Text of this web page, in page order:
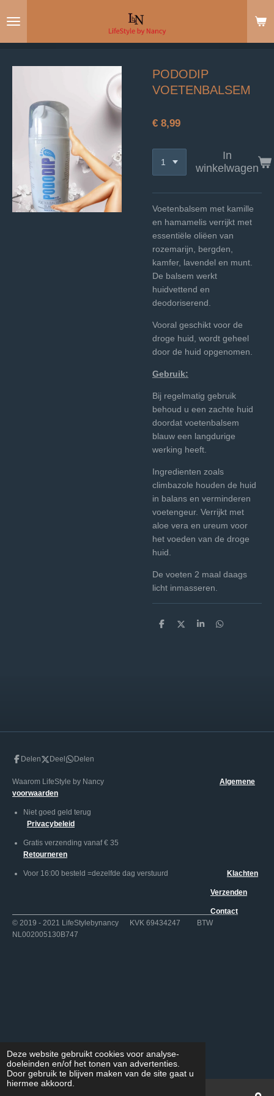
Deze website gebruikt cookies voor analyse-
doeleinden en/of het tonen van advertenties.
Door gebruik te blijven maken van de site gaat u
hiermee akkoord.
direct
hoofdinhoud
PODODIP
VOETENBALSEM
€ 8,99
In
winkelwagen
Voetenbalsem met kamille
en hamamelis verrijkt met
essentiële oliëen van
rozemarijn, bergden,
kamfer, lavendel en munt.
De balsem werkt
huidvettend en
deodoriserend.
Vooral geschikt voor de
droge huid, wordt geheel
door de huid opgenomen.
Gebruik:
Bij regelmatig gebruik
behoud u een zachte huid
doordat voetenbalsem
blauw een langdurige
werking heeft.
Ingredienten zoals
climbazole houden de huid
in balans en verminderen
voetengeur. Verrijkt met
aloe vera en ureum voor
het voeden van de droge
huid.
De voeten 2 maal daags
licht inmasseren.
D
D
S
D
Delen Deel Delen
Waarom LifeStyle by Nancy Algemene
voorwaarden
Niet goed geld terug
Privacybeleid
Gratis verzending vanaf € 35
Retourneren
Voor 16:00 besteld =dezelfde dag verstuurd Klachten
Verzenden
Contact
© 2019 - 2021 LifeStylebynancy KVK 69434247 BTW
NL002005130B747